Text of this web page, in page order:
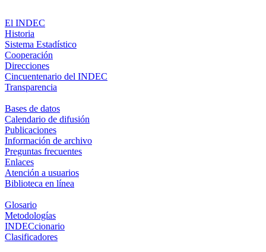
El INDEC
Historia
Sistema Estadístico
Cooperación
Direcciones
Cincuentenario del INDEC
Transparencia
Bases de datos
Calendario de difusión
Publicaciones
Información de archivo
Preguntas frecuentes
Enlaces
Atención a usuarios
Biblioteca en línea
Glosario
Metodologías
INDECcionario
Clasificadores